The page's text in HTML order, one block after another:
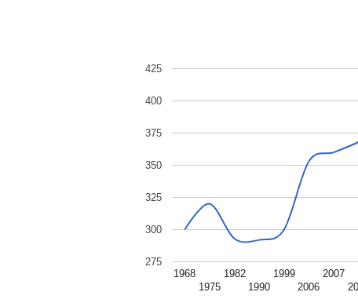
1968
1975
1982
1990
1999
2006
2007
275
300
325
350
375
400
425